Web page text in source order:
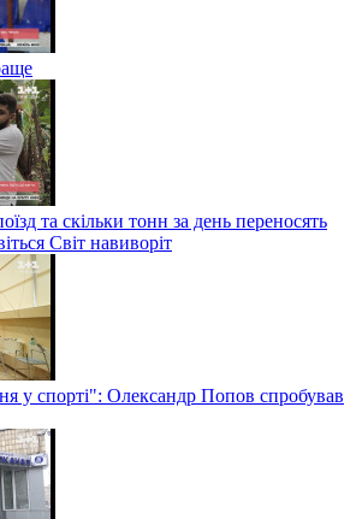
та скільки тонн за день переносять
Світ навиворіт
у спорті": Олександр Попов спробував